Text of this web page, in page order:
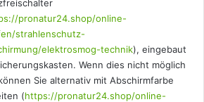
:
pronatur24.shop/online-
strahlenschutz-
elektrosmog-technik), eingebaut
Wenn dies nicht möglich
Sie alternativ mit Abschirmfarbe
(https://pronatur24.shop/online-